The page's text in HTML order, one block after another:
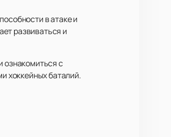
в атаке и
развиваться и
ознакомиться с
хоккейных баталий.